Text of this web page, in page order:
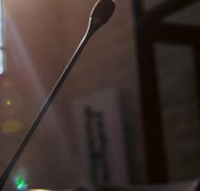
L'AGGLO' RECRUTE